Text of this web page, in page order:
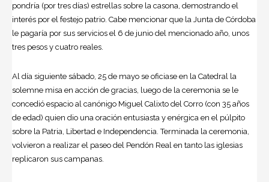
pondría (por tres días) estrellas sobre la casona, demostrando el
interés por el festejo patrio. Cabe mencionar que la Junta de Córdoba
le pagaría por sus servicios el 6 de junio del mencionado año, unos
tres pesos y cuatro reales.
Al día siguiente sábado, 25 de mayo se oficiase en la Catedral la
solemne misa en acción de gracias, luego de la ceremonia se le
concedió espacio al canónigo Miguel Calixto del Corro (con 35 años
de edad) quien dio una oración entusiasta y enérgica en el púlpito
sobre la Patria, Libertad e Independencia. Terminada la ceremonia,
volvieron a realizar el paseo del Pendón Real en tanto las iglesias
replicaron sus campanas.